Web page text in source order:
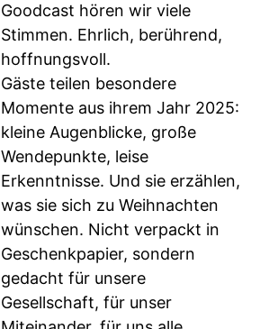
Goodcast hören wir viele
Stimmen. Ehrlich, berührend,
hoffnungsvoll.
Gäste teilen besondere
Momente aus ihrem Jahr 2025:
kleine Augenblicke, große
Wendepunkte, leise
Erkenntnisse. Und sie erzählen,
was sie sich zu Weihnachten
wünschen. Nicht verpackt in
Geschenkpapier, sondern
gedacht für unsere
Gesellschaft, für unser